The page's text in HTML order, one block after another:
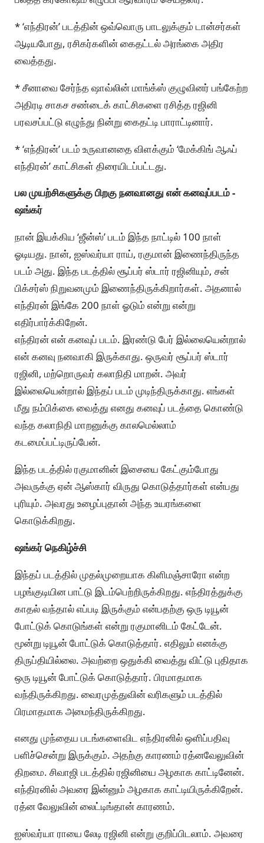
* ‘எந்திரன்’ படத்தின் ஒவ்வொரு பாடலுக்கும் டான்சர்கள்
ஆடியபோது, ரசிகர்களின் கைதட்டல் அரங்கை அதிர
வைத்தது.
* சீனாவை சேர்ந்த ஷாவ்லின் மாங்க்ஸ் குழுவினர் பங்கேற்ற
அதிரடி சாகச சண்டைக் காட்சிகளை ரசித்த ரஜினி
பரவசப்பட்டு எழுந்து நின்று கைதட்டி பாராட்டினார்.
* ‘எந்திரன்’ படம் உருவானதை விளக்கும் ‘மேக்கிங் ஆஃப்
எந்திரன்’ காட்சிகள் திரையிடப்பட்டது.
பல முயற்சிகளுக்கு பிறகு நனவானது என் கனவுப்படம் -
ஷங்கர்
நான் இயக்கிய ‘ஜீன்ஸ்’ படம் இந்த நாட்டில் 100 நாள்
ஓடியது. நான், ஐஸ்வர்யா ராய், ரகுமான் இணைந்திருந்த
படம் அது. இந்த படத்தில் சூப்பர் ஸ்டார் ரஜினியும், சன்
பிக்சர்ஸ் நிறுவனமும் இணைந்திருக்கிறார்கள். அதனால்
எந்திரன் இங்கே 200 நாள் ஓடும் என்று என்று
எதிர்பார்க்கிறேன்.
எந்திரன் என் கனவுப் படம். இரண்டு பேர் இல்லையென்றால்
என் கனவு நனவாகி இருக்காது. ஒருவர் சூப்பர் ஸ்டார்
ரஜினி, மற்றொருவர் கலாநிதி மாறன். அவர்
இல்லையென்றால் இந்தப் படம் முடிந்திருக்காது. எங்கள்
மீது நம்பிக்கை வைத்து எனது கனவுப் படத்தை கொண்டு
வந்த கலாநிதி மாறனுக்கு காலமெல்லாம்
கடமைப்பட்டிருப்பேன்.
இந்த படத்தில் ரகுமானின் இசையை கேட்கும்போது
அவருக்கு ஏன் ஆஸ்கார் விருது கொடுத்தார்கள் என்பது
புரியும். அவரது உழைப்புதான் அந்த உயரங்களை
கொடுக்கிறது.
ஷங்கர் நெகிழ்ச்சி
இந்தப் படத்தில் முதல்முறையாக கிளிமஞ்சாரோ என்ற
பழங்குடியின பாட்டு இடம்பெற்றிருக்கிறது. எந்திரத்துக்கு
காதல் வந்தால் எப்படி இருக்கும் என்பதற்கு ஒரு டியூன்
போட்டுக் கொடுங்கள் என்று ரகுமானிடம் கேட்டேன்.
மூன்று டியூன் போட்டுக் கொடுத்தார். எதிலும் எனக்கு
திருப்தியில்லை. அவற்றை ஒதுக்கி வைத்து விட்டு புதிதாக
ஒரு டியூன் போட்டுக் கொடுத்தார். பிரமாதமாக
வந்திருக்கிறது. வைரமுத்துவின் வரிகளும் படத்தில்
பிரமாதமாக அமைந்திருக்கிறது.
எனது முந்தைய படங்களைவிட எந்திரனில் ஒளிப்பதிவு
பளிச்சென்று இருக்கும். அதற்கு காரணம் ரத்னவேலுவின்
திறமை. சிவாஜி படத்தில் ரஜினியை அழகாக காட்டினேன்.
எந்திரனில் அவரை இன்னும் அழகாக காட்டியிருக்கிறேன்.
ரத்ன வேலுவின் லைட்டிங்தான் காரணம்.
ஐஸ்வர்யா ராயை லேடி ரஜினி என்று குறிப்பிடலாம். அவரை